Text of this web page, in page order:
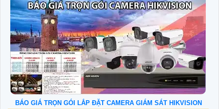
BÁO GIÁ TRỌN GÓI LẮP ĐẶT CAMERA GIÁM SÁT HIKVISION